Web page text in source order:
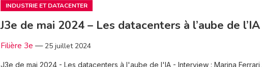
INDUSTRIE ET DATACENTER
J3e de mai 2024 – Les datacenters à l’aube de l’IA
Filière 3e — 25 juillet 2024
J3e de mai 2024 - Les datacenters à l'aube de l'IA - Interview : Marina Ferrari,